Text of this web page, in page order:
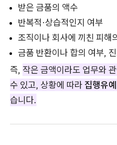
받은 금품의 액수
반복적·상습적인지 여부
조직이나 회사에 끼친 피해
금품 반환이나 합의 여부,
즉, 작은 금액이라도 업무와
수 있고, 상황에 따라집행유
습니다.